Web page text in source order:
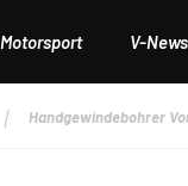
Motorsport V-News
Handgewindebohrer